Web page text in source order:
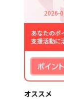
2026-
あなたのポ
支援活動に
オススメ